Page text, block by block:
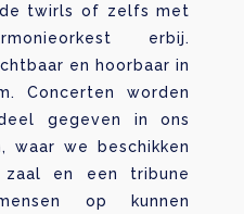
twirls of zelfs met
erbij.
en hoorbaar in
Concerten worden
gegeven in ons
waar we beschikken
en een tribune
op kunnen